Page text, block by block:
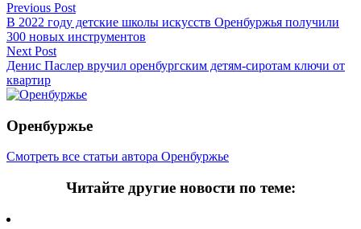
Previous Post
В 2022 году детские школы искусств Оренбуржья получили
300 новых инструментов
Next Post
Денис Паслер вручил оренбургским детям-сиротам ключи от
квартир
Оренбуржье
Смотреть все статьи автора Оренбуржье
Читайте другие новости по теме: